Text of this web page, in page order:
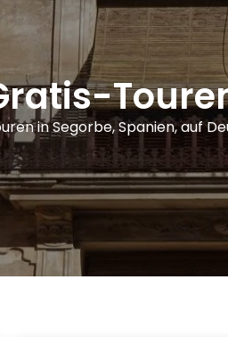
in Segorbe, Spanien, auf